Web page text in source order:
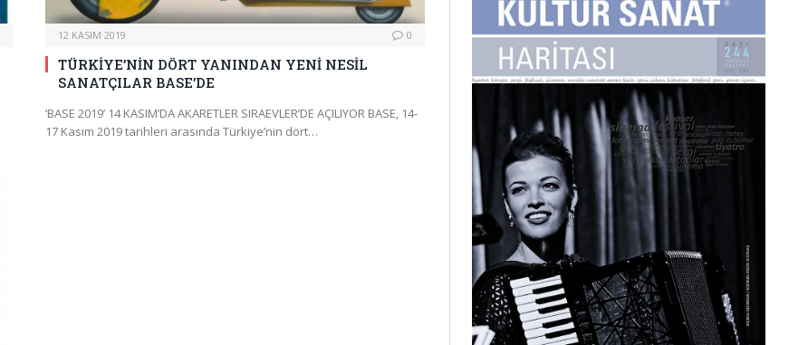
12 KASIM 2019 0
TÜRKİYE’NİN DÖRT YANINDAN YENİ NESİL
SANATÇILAR BASE’DE
‘BASE 2019’ 14 KASIM’DA AKARETLER SIRAEVLER’DE AÇILIYOR BASE, 14-
17 Kasım 2019 tarihleri arasında Türkiye’nin dört…